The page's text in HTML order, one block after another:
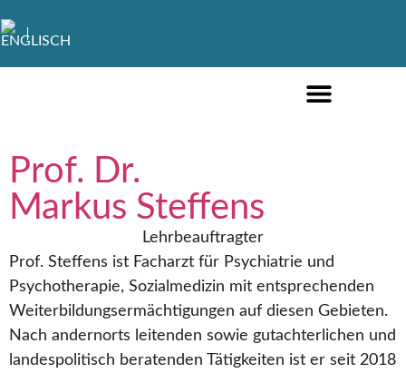
Prof. Dr.
Markus Steffens
Lehrbeauftragter
Prof. Steffens ist Facharzt für Psychiatrie und
Psychotherapie, Sozialmedizin mit entsprechenden
Weiterbildungsermächtigungen auf diesen Gebieten.
Nach andernorts leitenden sowie gutachterlichen und
landespolitisch beratenden Tätigkeiten ist er seit 2018